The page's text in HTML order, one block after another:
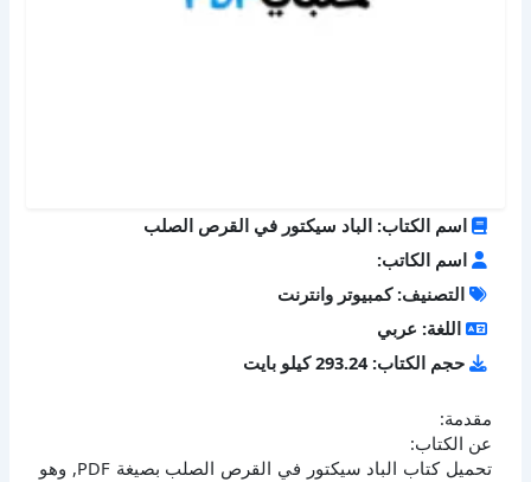
اسم الكتاب: الباد سيكتور في القرص الصلب
اسم الكاتب:
التصنيف: كمبيوتر وانترنت
اللغة: عربي
حجم الكتاب: 293.24 كيلو بايت
مقدمة:
عن الكتاب:
تحميل كتاب الباد سيكتور في القرص الصلب بصيغة PDF, وهو